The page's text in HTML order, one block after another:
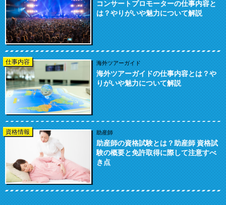
コンサートプロモーターの仕事内容と
は？やりがいや魅力について解説
仕事内容 海外ツアーガイド
海外ツアーガイドの仕事内容とは？や
りがいや魅力について解説
資格情報 助産師
助産師の資格試験とは？助産師 資格試
験の概要と免許取得に際して注意すべ
き点